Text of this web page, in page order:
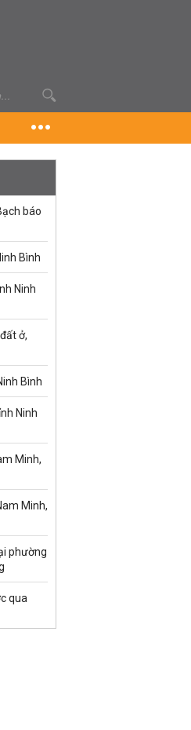
báo
Bình
Ninh
ở,
Bình
Ninh
Minh,
Minh,
phường
qua